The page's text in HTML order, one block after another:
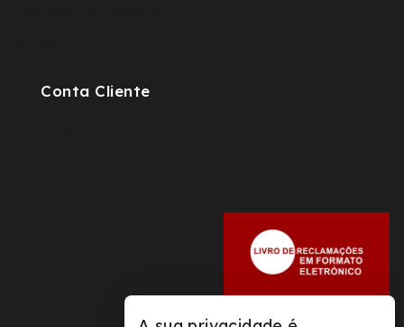
Conta Cliente